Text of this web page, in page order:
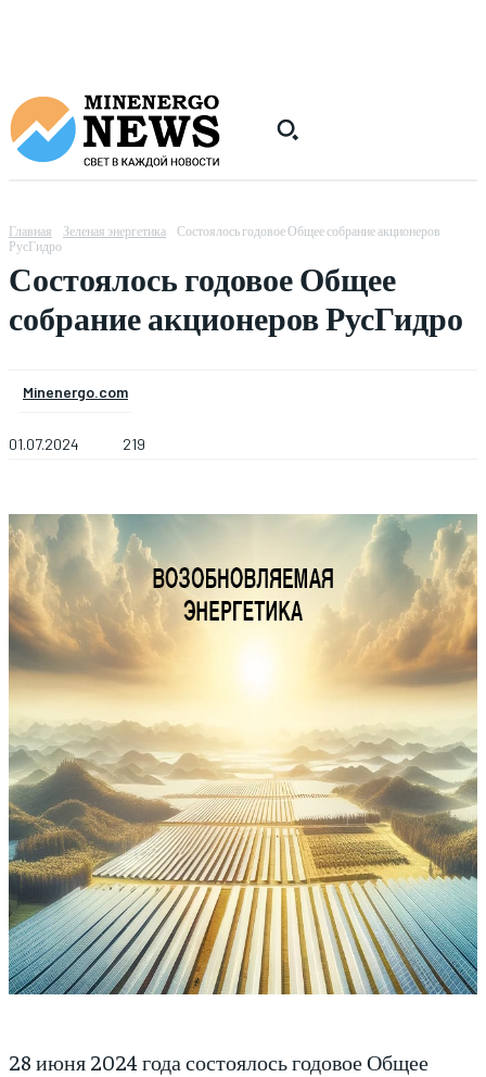
Главная Зеленая энергетика
Состоялось годовое Общее собрание акционеров
РусГидро
Состоялось годовое Общее
собрание акционеров РусГидро
Minenergo.com
01.07.2024 219
28 июня 2024 года состоялось годовое Общее